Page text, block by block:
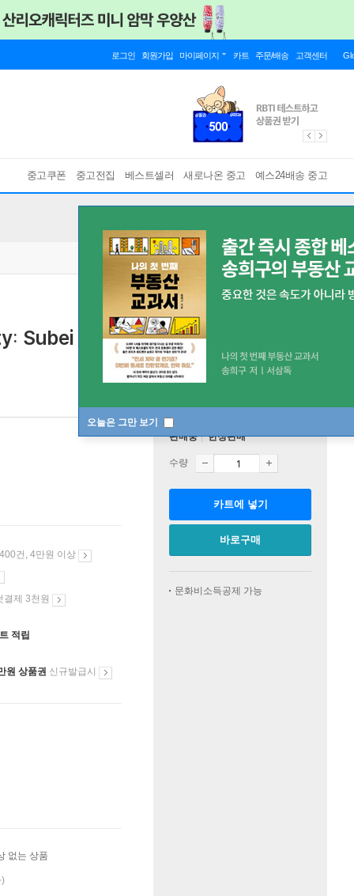
로그인 회원가입 마이페이지 카트 주문/배송 고객센터
중고쿠폰 중고전집 베스트셀러 새로나온 중고 예스24배송 중고
오늘은 그만 보기
Subei People in Shanghai, 1850-
건, 4만원 이상
결제 3천원
적립
원 상품권 신규발급시
없는 상품
판매중 한정판매
수량
카트에 넣기
바로구매
문화비소득공제 가능